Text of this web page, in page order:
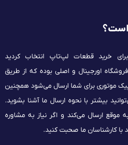
است؟
خرید قطعات لپ‌تاپ انتخاب کردید
اورجینال و اصلی بوده که از طریق
موتوری برای شما ارسال می‌شود همچنین
بیشتر با نحوه ارسال ما آشنا بشوید.
موقع ارسال می‌کند و اگر نیاز به مشاوره
با کارشناسان ما صحبت کنید.